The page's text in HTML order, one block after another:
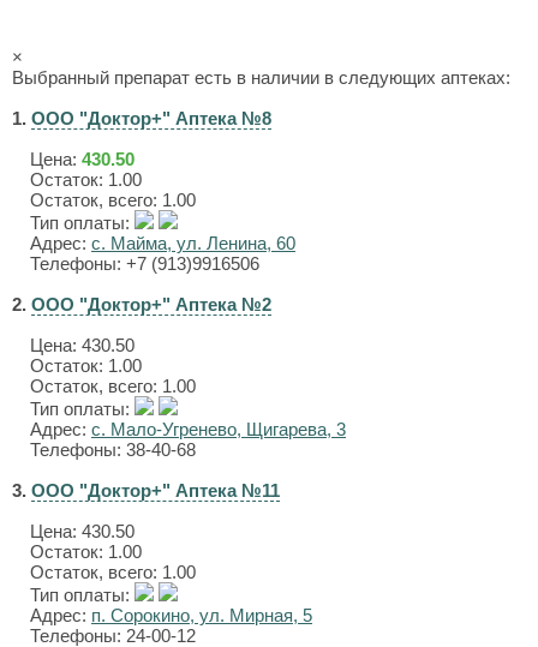
×
Выбранный препарат есть в наличии в следующих аптеках:
1. ООО "Доктор+" Аптека №8
Цена: 430.50
Остаток: 1.00
Остаток, всего: 1.00
Тип оплаты:
Адрес: с. Майма, ул. Ленина, 60
Телефоны: +7 (913)9916506
2. ООО "Доктор+" Аптека №2
Цена: 430.50
Остаток: 1.00
Остаток, всего: 1.00
Тип оплаты:
Адрес: с. Мало-Угренево, Щигарева, 3
Телефоны: 38-40-68
3. ООО "Доктор+" Аптека №11
Цена: 430.50
Остаток: 1.00
Остаток, всего: 1.00
Тип оплаты:
Адрес: п. Сорокино, ул. Мирная, 5
Телефоны: 24-00-12